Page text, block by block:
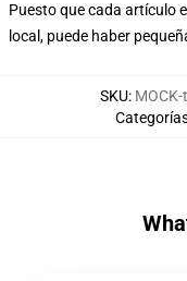
Puesto que cada artículo
local, puede haber
SKU: